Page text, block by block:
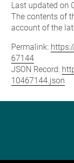
Last updated on
The contents of
account of the
Permalink:
67144
JSON Record:
10467144.json